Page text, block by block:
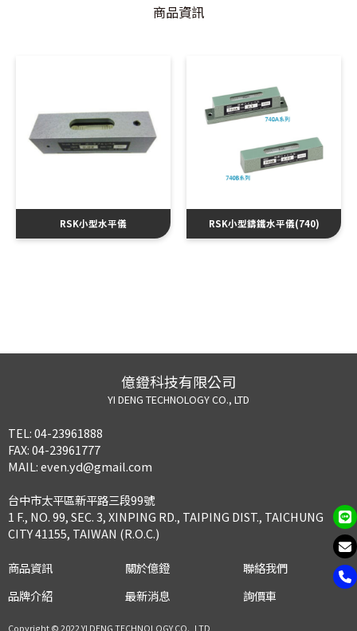
商品資訊
RSK小型水平儀 RSK小型鑄鐵水平儀(740)
億鐙科技有限公司
YI DENG TECHNOLOGY CO., LTD
TEL:04-23961888
FAX:04-23961777
MAIL:even.yd@gmail.com
台中市太平區新平路三段99號
1 F., NO. 99, SEC. 3, XINPING RD., TAIPING DIST., TAICHUNG
CITY 41155, TAIWAN (R.O.C.)
商品資訊
品牌介紹
關於億鐙
最新消息
聯絡我們
詢價車
Copyright © 2022 YI DENG TECHNOLOGY CO., LTD